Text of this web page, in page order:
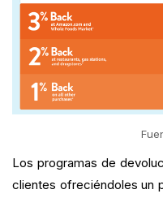
Los programas de
clientes ofreciéndoles un